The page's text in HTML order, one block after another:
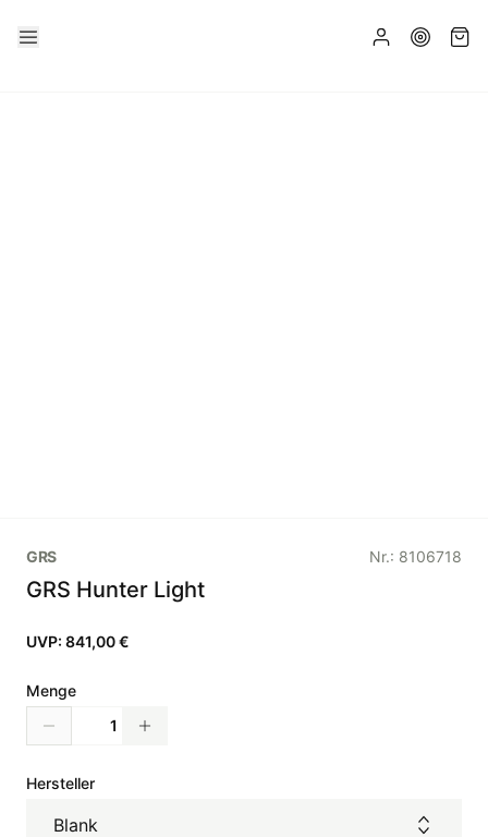
GRS Nr.: 8106718
GRS Hunter Light
UVP: 841,00 €
Menge
Hersteller
Blank